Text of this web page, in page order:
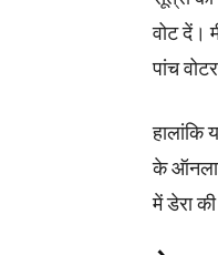
वोट दें।
पांच
हालांकि
के
में डेरा